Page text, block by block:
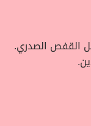
القفص الصدري.